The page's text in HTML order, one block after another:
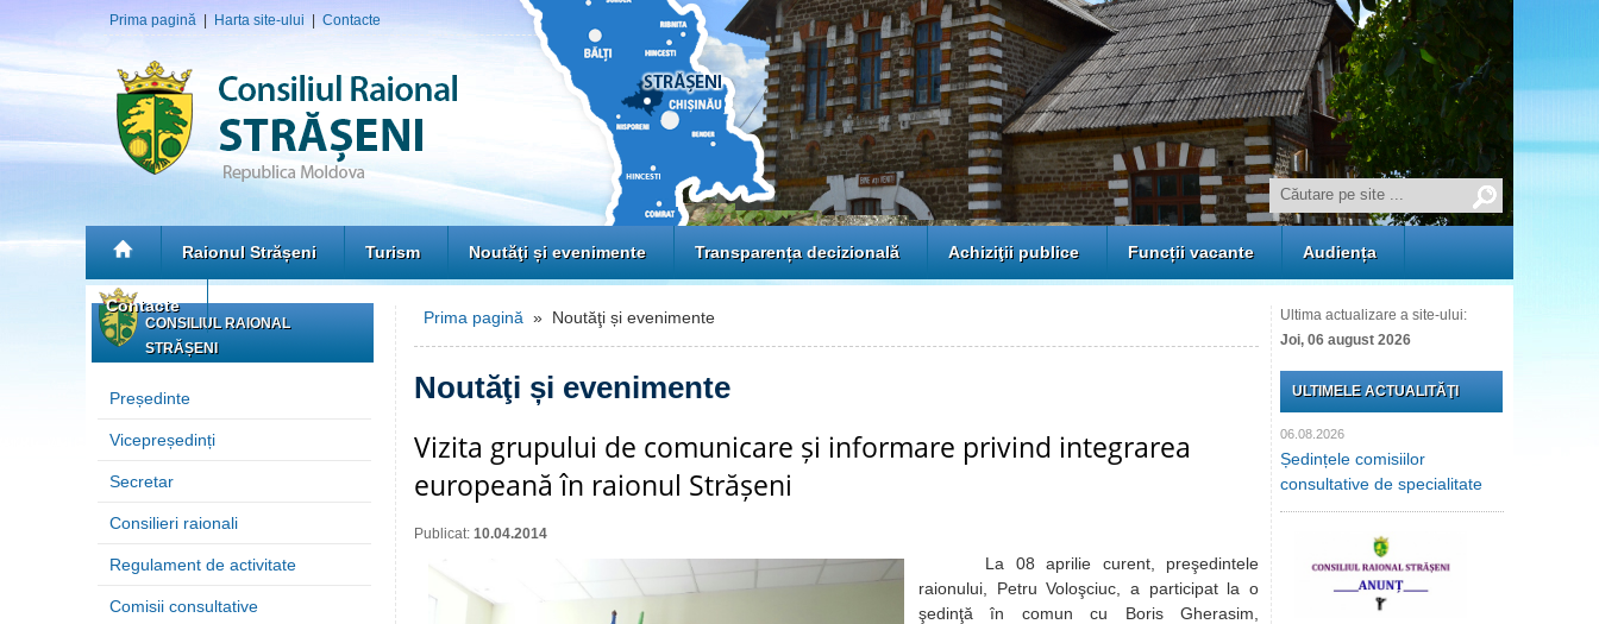
Prima pagină Harta site-ului Contacte
Raionul Strășeni Turism Noutăţi și evenimente Transparența decizională Achiziţii publice Funcții vacante Audiența
Contacte
CONSILIUL RAIONAL
STRĂȘENI
Președinte
Vicepreședinți
Secretar
Consilieri raionali
Regulament de activitate
Comisii consultative
Prima pagină » Noutăţi și evenimente
Noutăţi și evenimente
Vizita grupului de comunicare și informare privind integrarea
europeană în raionul Strășeni
Publicat: 10.04.2014
La 08 aprilie curent, preşedintele
raionului, Petru Voloşciuc, a participat la o
şedinţă în comun cu Boris Gherasim,
Ultima actualizare a site-ului:
Joi, 06 august 2026
ULTIMELE ACTUALITĂŢI
06.08.2026
Ședințele comisiilor
consultative de specialitate